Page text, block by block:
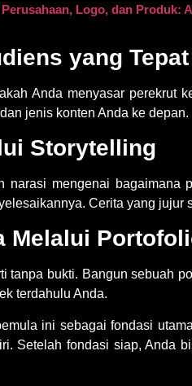
Logo, dan Produk:
yang Tepat
Anda menyasar perekrut
jenis konten Anda ke depan.
Storytelling
narasi mengenai
Cerita yang jujur
Melalui
tanpa bukti. Bangun sebuah
terdahulu Anda.
ini sebagai fondasi
Setelah fondasi siap, Anda